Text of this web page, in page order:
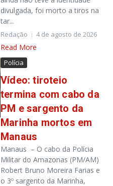
divulgada, foi morto a tiros na
tar...
Redação 4 de agosto de 2026
Read More
Polícia
Vídeo: tiroteio
termina com cabo da
PM e sargento da
Marinha mortos em
Manaus
Manaus – O cabo da Polícia
Militar do Amazonas (PM/AM)
Robert Bruno Moreira Farias e
o 3º sargento da Marinha,